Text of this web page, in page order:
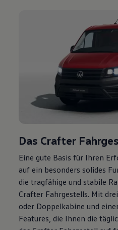
Das Crafter
Eine gute Basis für Ihren
auf ein besonders solides
die tragfähige und stabile
Crafter Fahrgestells. Mit
oder Doppelkabine und
Features, die Ihnen die